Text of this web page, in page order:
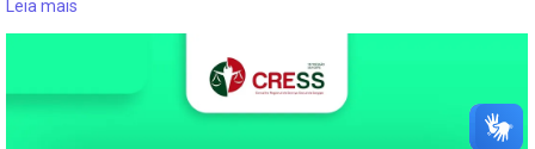
Leia mais